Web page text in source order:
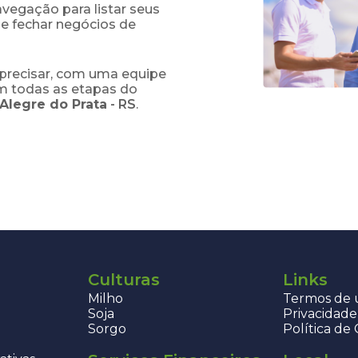
para listar seus
fechar negócios de
com uma equipe
todas as etapas do
do Prata - RS.
Culturas
Milho
Soja
Sorgo
Links
Termos de
Privacidade
Política de